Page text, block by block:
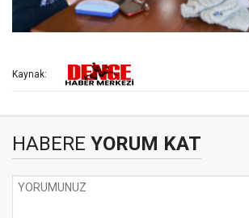
Kaynak:
HABERE YORUM KAT